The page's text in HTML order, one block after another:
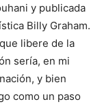
y publicada
Billy Graham.
libere de la
sería, en mi
y bien
como un paso